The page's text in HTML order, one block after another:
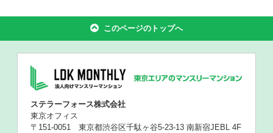
このページのトップへ
ステラーフォース株式会社
東京オフィス
〒151-0051 東京都渋谷区千駄ヶ谷5-23-13 南新宿JEBL 4F